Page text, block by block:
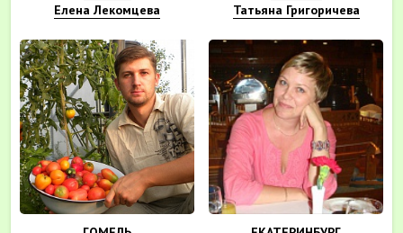
Елена Лекомцева
Татьяна Григоричева